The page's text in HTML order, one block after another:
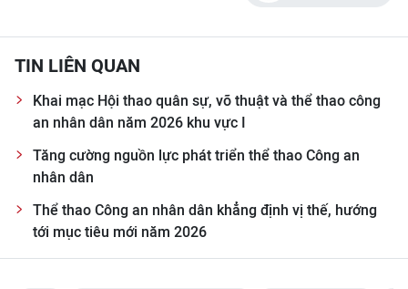
Bắc Trung Bộ
Duyên hải Nam Trung Bộ và Tây
Nguyên
Đông Nam Bộ
Đồng bằng sông Cửu Long
Chuyên trang Hà Nội
TIN LIÊN QUAN
Khai mạc Hội thao quân sự, võ thuật và thể thao công
an nhân dân năm 2026 khu vực I
Tăng cường nguồn lực phát triển thể thao Công an
nhân dân
Thể thao Công an nhân dân khẳng định vị thế, hướng
tới mục tiêu mới năm 2026